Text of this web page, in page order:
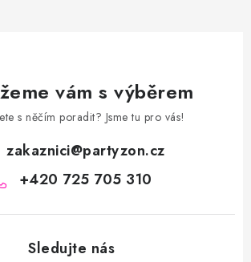
vám s výběrem
s něčím poradit? Jsme tu pro vás!
zakaznici@partyzon.cz
+420 725 705 310